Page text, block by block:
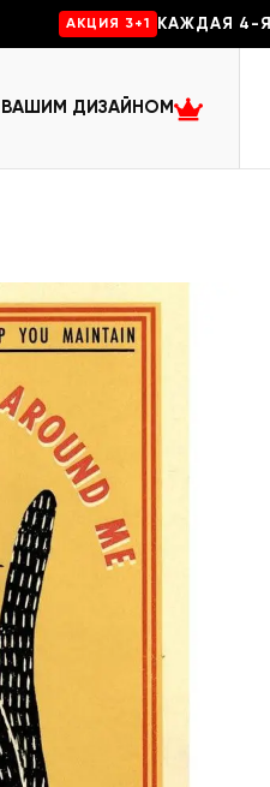
AKЦИЯ 3+1 КАЖДАЯ 4-
ВАШИМ ДИЗАЙНОМ